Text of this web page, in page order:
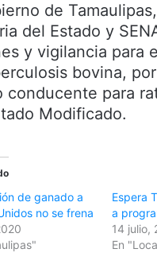
de
del Estado y
y vigilancia para
bovina,
conducente para
Modificado.
de ganado a
no se frena
Espera
a
14 julio,
En